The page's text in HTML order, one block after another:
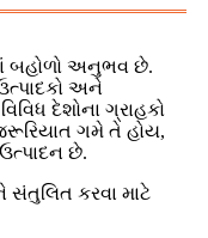
બહોળો અનુભવ છે.
અને
દેશોના ગ્રાહકો
ગમે તે હોય,
છે.
કરવા માટે